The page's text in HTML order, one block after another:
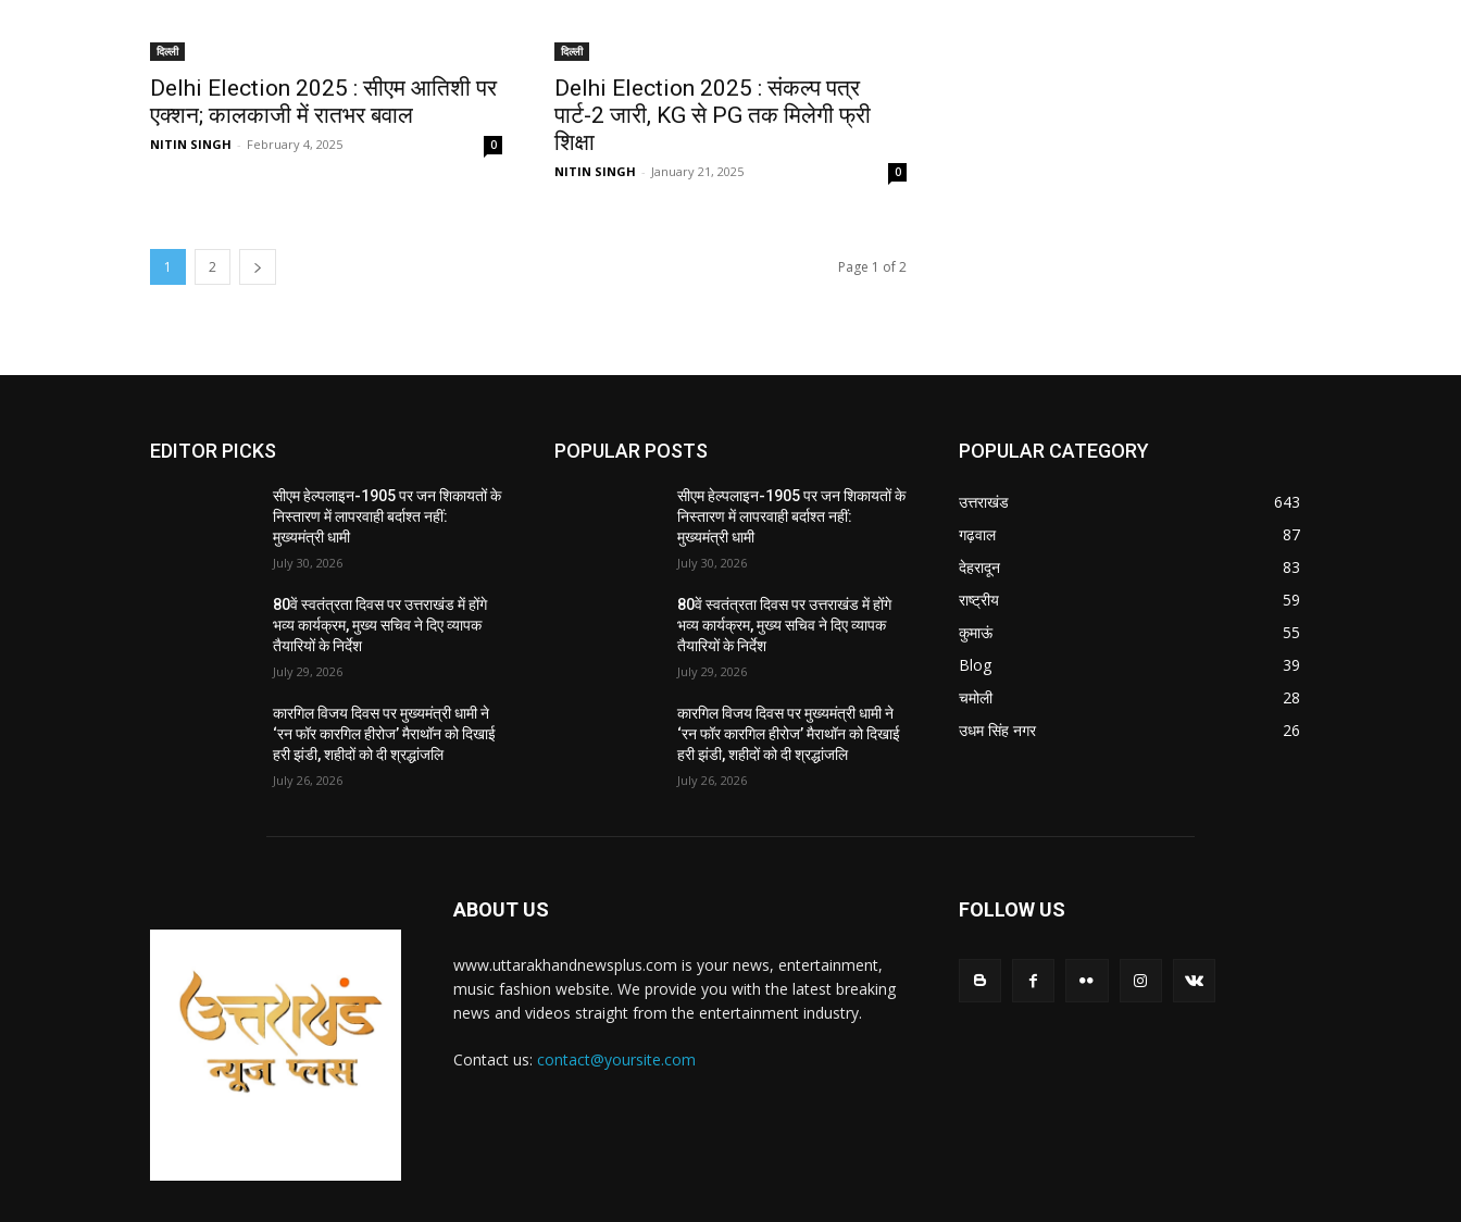
दिल्ली
Delhi Election 2025 : सीएम आतिशी पर
एक्शन; कालकाजी में रातभर बवाल
NITIN SINGH - February 4, 2025 0
दिल्ली
Delhi Election 2025 : संकल्प पत्र
पार्ट-2 जारी, KG से PG तक मिलेगी फ्री
शिक्षा
NITIN SINGH - January 21, 2025 0
1 2 Page 1 of 2
EDITOR PICKS
सीएम हेल्पलाइन-1905 पर जन शिकायतों के
निस्तारण में लापरवाही बर्दाश्त नहीं:
मुख्यमंत्री धामी
July 30, 2026
80वें स्वतंत्रता दिवस पर उत्तराखंड में होंगे
भव्य कार्यक्रम, मुख्य सचिव ने दिए व्यापक
तैयारियों के निर्देश
July 29, 2026
कारगिल विजय दिवस पर मुख्यमंत्री धामी ने
‘रन फॉर कारगिल हीरोज’ मैराथॉन को दिखाई
हरी झंडी, शहीदों को दी श्रद्धांजलि
July 26, 2026
POPULAR POSTS
सीएम हेल्पलाइन-1905 पर जन शिकायतों के
निस्तारण में लापरवाही बर्दाश्त नहीं:
मुख्यमंत्री धामी
July 30, 2026
80वें स्वतंत्रता दिवस पर उत्तराखंड में होंगे
भव्य कार्यक्रम, मुख्य सचिव ने दिए व्यापक
तैयारियों के निर्देश
July 29, 2026
कारगिल विजय दिवस पर मुख्यमंत्री धामी ने
‘रन फॉर कारगिल हीरोज’ मैराथॉन को दिखाई
हरी झंडी, शहीदों को दी श्रद्धांजलि
July 26, 2026
POPULAR CATEGORY
उत्तराखंड
643
गढ़वाल
87
देहरादून
83
राष्ट्रीय
59
कुमाऊं
55
Blog
39
चमोली
28
उधम सिंह नगर
26
ABOUT US
www.uttarakhandnewsplus.com is your news, entertainment,
music fashion website. We provide you with the latest breaking
news and videos straight from the entertainment industry.
Contact us: contact@yoursite.com
FOLLOW US